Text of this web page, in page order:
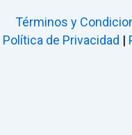
Términos y
Política de Privacidad |